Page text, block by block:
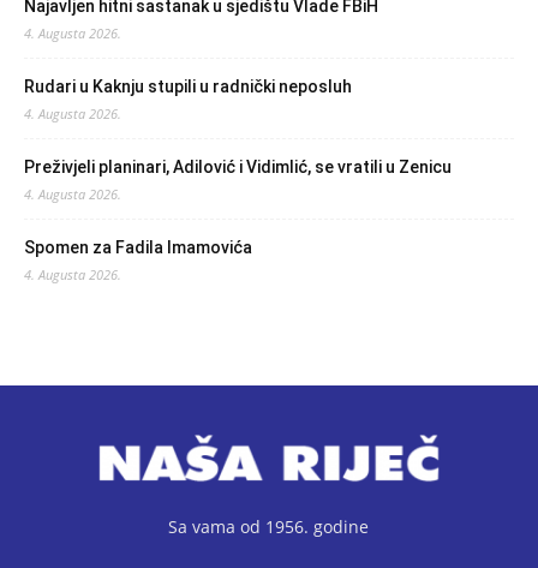
Najavljen hitni sastanak u sjedištu Vlade FBiH
4. Augusta 2026.
Rudari u Kaknju stupili u radnički neposluh
4. Augusta 2026.
Preživjeli planinari, Adilović i Vidimlić, se vratili u Zenicu
4. Augusta 2026.
Spomen za Fadila Imamovića
4. Augusta 2026.
Sa vama od 1956. godine